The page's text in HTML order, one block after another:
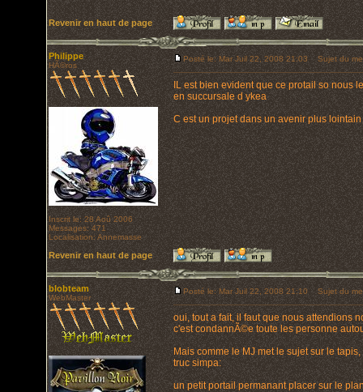
Revenir en haut de page
Philippe
HÃ©ros
Inscrit le: 28 Aoû 2006
Messages: 471
Localisation: Annemasse
Posté le: Mar Juil 22, 2008 21:03 Sujet du
IL est bien evident que ce protail so nous
en succursale d ykea
C est un projet dans un avenir plus lointain
Revenir en haut de page
blobteam
WebMaster
Posté le: Mar Juil 22, 2008 21:10 Sujet du
oui, tout a fait, il faut que nous attendions
c'est condannÃ©e toute les personne
Mais comme le MJ met le sujet sur le
truc simpa:
un petit portail permanant placer sur le